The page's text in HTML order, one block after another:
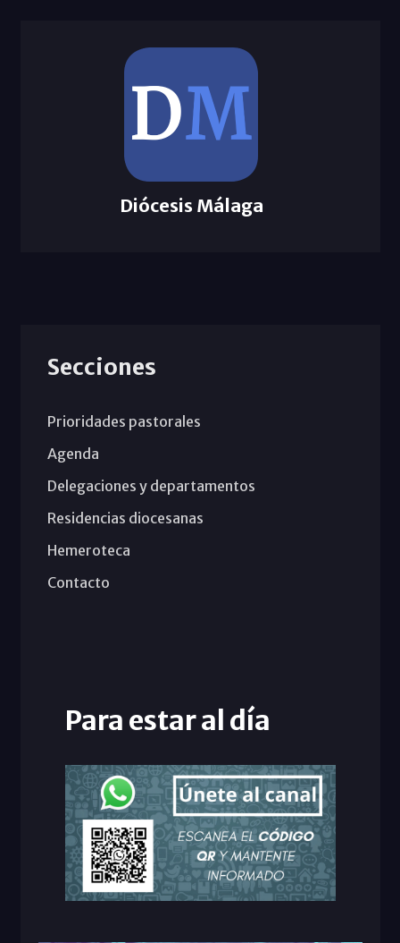
Diócesis Málaga
Secciones
Prioridades pastorales
Agenda
Delegaciones y departamentos
Residencias diocesanas
Hemeroteca
Contacto
Para estar al día